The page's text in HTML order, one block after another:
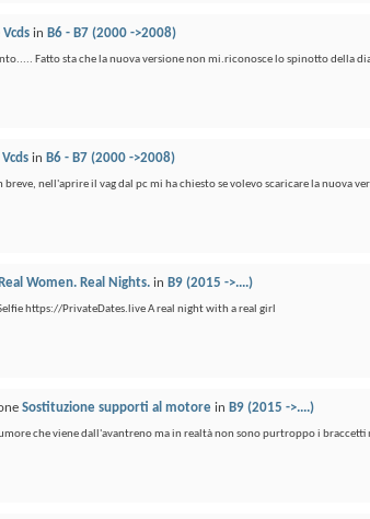
Vcds in B6 - B7 (2000 ->2008)
Fatto sta che la nuova versione non mi.riconosce lo spinotto della
Vcds in B6 - B7 (2000 ->2008)
nell'aprire il vag dal pc mi ha chiesto se volevo scaricare la nuova
Real Women. Real Nights. in B9 (2015 ->....)
https://PrivateDates.live A real night with a real girl
Sostituzione supporti al motore in B9 (2015 ->....)
che viene dall'avantreno ma in realtà non sono purtroppo i braccetti